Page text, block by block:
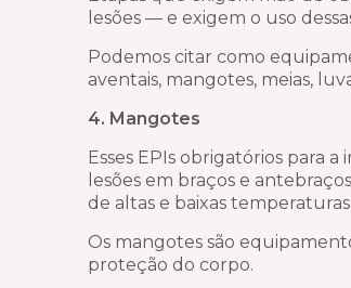
lesões — e exigem o uso
Podemos citar como
aventais, mangotes, meias,
4. Mangotes
Esses EPIs obrigatórios para
lesões em braços e
de altas e baixas
Os mangotes são
proteção do corpo.